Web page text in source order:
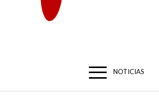
NOTICIAS